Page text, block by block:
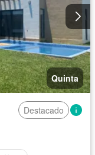
Quinta
Destacado